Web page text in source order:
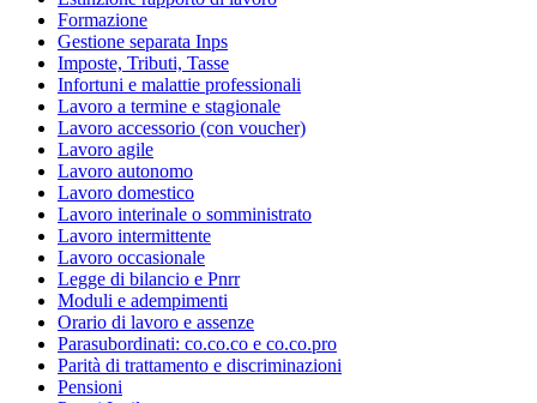
Formazione
Gestione separata Inps
Imposte, Tributi, Tasse
Infortuni e malattie professionali
Lavoro a termine e stagionale
Lavoro accessorio (con voucher)
Lavoro agile
Lavoro autonomo
Lavoro domestico
Lavoro interinale o somministrato
Lavoro intermittente
Lavoro occasionale
Legge di bilancio e Pnrr
Moduli e adempimenti
Orario di lavoro e assenze
Parasubordinati: co.co.co e co.co.pro
Parità di trattamento e discriminazioni
Pensioni